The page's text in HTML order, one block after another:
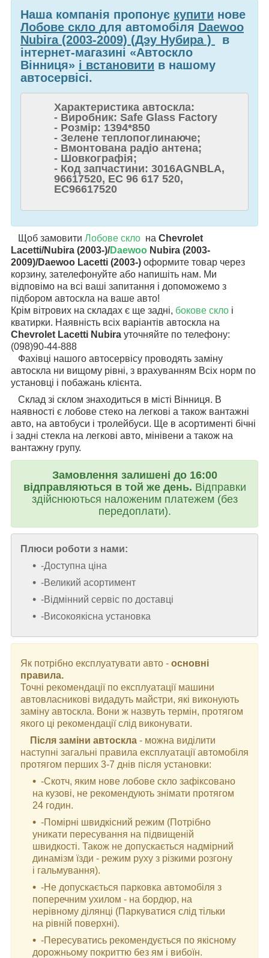
Наша компанія пропонує купити нове
Лобове скло для автомобіля Daewoo
Nubira (2003-2009) (Дэу Нубира )
в
інтернет-магазині «Автоскло
Вінниця» і встановити в нашому
автосервісі.
Характеристика автоскла:
- Виробник: Safe Glass Factory
- Розмір: 1394*850
- Зелене теплопоглинаюче;
- Вмонтована радіо антена;
- Шовкографія;
- Код запчастини: 3016AGNBLA,
96617520, EC 96 617 520,
EC96617520
Щоб замовити Лобове скло на Chevrolet
Lacetti/Nubira (2003-)/Daewoo Nubira (2003-
2009)/Daewoo Lacetti (2003-) оформите товар через
корзину, зателефонуйте або напишіть нам. Ми
відповімо на всі ваші запитання і допоможемо з
підбором автоскла на ваше авто!
Крім вітрових на складах є ще задні, бокове скло і
кватирки. Наявність всіх варіантів автоскла на
Chevrolet Lacetti Nubira уточняйте по телефону:
(098)90-44-888
Фахівці нашого автосервісу проводять заміну
автоскла ни вищому рівні, з врахуванням Всіх норм по
установці і побажань клієнта.
Склад зі склом знаходиться в місті Вінниця. В
наявності є лобове стеко на легкові а також вантажні
авто, на автобуси і тролейбуси. Ще в асортименті бічні
і задні стекла на легкові авто, мінівени а також на
вантажну групу.
Замовлення залишені до 16:00
відправляються в той же день. Відправки
здійснюються наложеним платежем (без
передоплати).
Плюси роботи з нами:
-Доступна ціна
-Великий асортимент
-Відмінний сервіс по доставці
-Високоякісна установка
Як потрібно експлуатувати авто - основні
правила.
Точні рекомендації по експлуатації машини
автовласникові видадуть майстри, які виконують
заміну автоскла. Вони ж назвуть термін, протягом
якого ці рекомендації слід виконувати.
Після заміни автоскла - можна виділити
наступні загальні правила експлуатації автомобіля
протягом перших 3-7 днів після установки:
-Скотч, яким нове лобове скло зафіксовано
на кузові, не рекомендують знімати протягом
24 годин.
-Помірні швидкісний режим (Потрібно
уникати пересування на підвищеній
швидкості. Також не допускається надмірний
динамізм їзди - режим руху з різкими розгону
і гальмування).
-Не допускається парковка автомобіля з
поперечним ухилом - на бордюр, на
нерівному ділянці (Паркуватися слід тільки
на рівній поверхні).
-Пересуватись рекомендується по якісному
дорожньому покриттю без ям і вибоїн.